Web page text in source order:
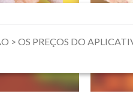
OS PREÇOS DO